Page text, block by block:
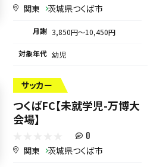
関東 茨城県つくば市
月謝 3,850円〜10,450円
対象年代 幼児
サッカー
つくばFC【未就学児-万博大
会場】
0
関東 茨城県つくば市